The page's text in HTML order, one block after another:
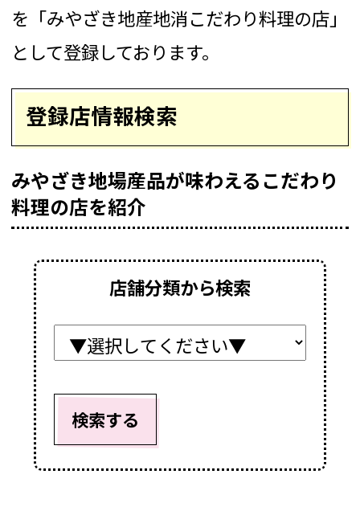
を「みやざき地産地消こだわり料理の店」
として登録しております。
登録店情報検索
みやざき地場産品が味わえるこだわり
料理の店を紹介
店舗分類から検索
検索する